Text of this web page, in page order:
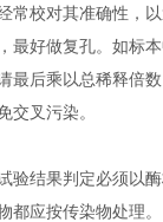
常校对其准确性，
最好做复孔。如标
最后乘以总稀释倍
交叉污染。
验结果判定必须以
都应按传染物处理。